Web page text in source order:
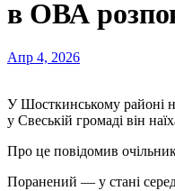
в ОВА
Апр 4, 2026
У Шосткинському районі
у Свеській громаді він
Про це повідомив
Поранений — у стані